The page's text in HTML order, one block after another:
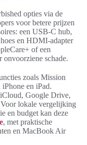
opties via de
voor betere prijzen
een USB-C hub,
en HDMI-adapter
of een
onvoorziene schade.
zoals Mission
en iPad.
Google Drive,
lokale vergelijking
en budget kan deze
, met praktische
en MacBook Air